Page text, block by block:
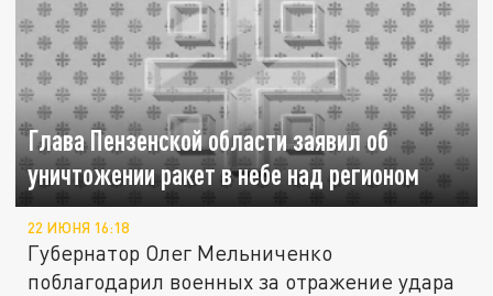
Глава Пензенской области заявил об
уничтожении ракет в небе над регионом
22 ИЮНЯ 16:18
Губернатор Олег Мельниченко
поблагодарил военных за отражение удара